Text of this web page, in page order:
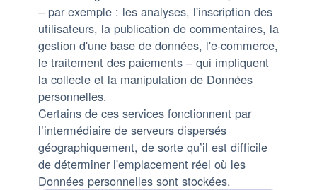
– par exemple : les analyses, l'inscription des
utilisateurs, la publication de commentaires, la
gestion d'une base de données, l'e-commerce,
le traitement des paiements – qui impliquent
la collecte et la manipulation de Données
personnelles.
Certains de ces services fonctionnent par
l’intermédiaire de serveurs dispersés
géographiquement, de sorte qu’il est difficile
de déterminer l'emplacement réel où les
Données personnelles sont stockées.